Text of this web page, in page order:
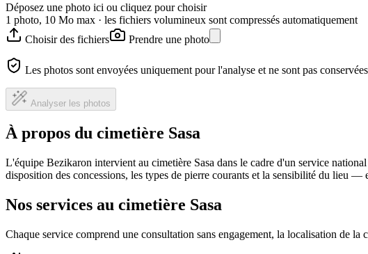
Déposez une photo ici ou cliquez pour choisir
1 photo, 10 Mo max · les fichiers volumineux sont compressés automatiquement
Choisir des fichiers
Prendre une photo
Les photos sont envoyées uniquement pour l'analyse et ne sont pas
Analyser les photos
À propos du cimetière Sasa
L'équipe Bezikaron intervient au cimetière Sasa dans le cadre d'un service
disposition des concessions, les types de pierre courants et la sensibilité du lieu
Nos services au cimetière Sasa
Chaque service comprend une consultation sans engagement, la localisation de la